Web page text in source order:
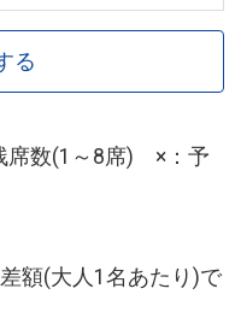
る
席数(1～8席) ×：予
額(大人1名あたり)で